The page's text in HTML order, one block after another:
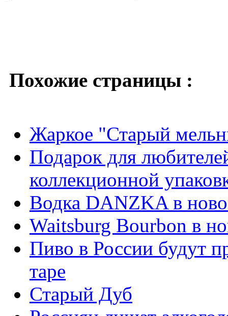
Похожие страницы :
Жаркое "Старый
Подарок для
коллекционной
Водка DANZKA в
Waitsburg Bourbon в
Пиво в России будут
таре
Старый Дуб